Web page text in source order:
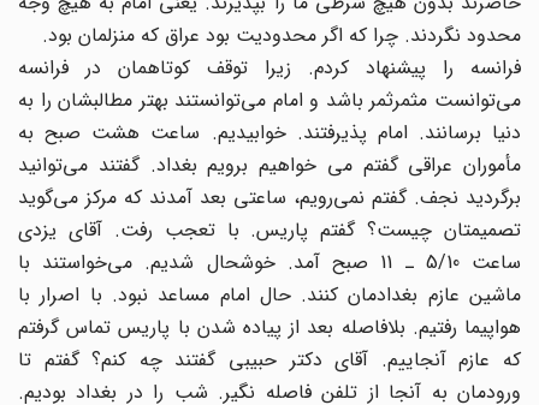
محدود نگردند. چرا که اگر محدودیت بود عراق که منزلمان بود.
فرانسه را پیشنهاد کردم. زیرا توقف کوتاهمان در فرانسه
می‌توانست مثمرثمر باشد و امام می‌توانستند بهتر مطالبشان را به
دنیا برسانند. امام پذیرفتند. خوابیدیم. ساعت هشت صبح به
مأموران عراقی گفتم می‌ خواهیم برویم بغداد. گفتند می‌توانید
برگردید نجف. گفتم نمی‌ر‌ویم،‌ ساعتی بعد آمدند که مرکز می‌گوید
تصمیمتان چیست؟ گفتم پاریس. با تعجب رفت. آقای یزدی
ساعت 5/10 ـ 11 صبح آمد. خوشحال شدیم. می‌خواستند با
ماشین عازم بغدادمان کنند. حال امام مساعد نبود. با اصرار با
هواپیما رفتیم. بلافاصله بعد از پیاده شدن با پاریس تماس گرفتم
که عازم آنجاییم. ‌آقای دکتر حبیبی گفتند چه کنم؟ گفتم تا
ورودمان به آنجا از تلفن فاصله نگیر. شب را در بغداد بودیم.